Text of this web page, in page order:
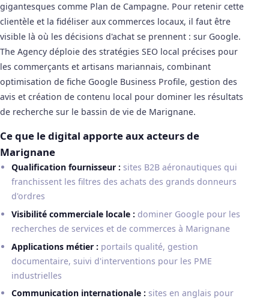
gigantesques comme Plan de Campagne. Pour retenir cette
clientèle et la fidéliser aux commerces locaux, il faut être
visible là où les décisions d'achat se prennent : sur Google.
The Agency déploie des stratégies SEO local précises pour
les commerçants et artisans mariannais, combinant
optimisation de fiche Google Business Profile, gestion des
avis et création de contenu local pour dominer les résultats
de recherche sur le bassin de vie de Marignane.
Ce que le digital apporte aux acteurs de
Marignane
Qualification fournisseur : sites B2B aéronautiques qui
franchissent les filtres des achats des grands donneurs
d'ordres
Visibilité commerciale locale : dominer Google pour les
recherches de services et de commerces à Marignane
Applications métier : portails qualité, gestion
documentaire, suivi d'interventions pour les PME
industrielles
Communication internationale : sites en anglais pour